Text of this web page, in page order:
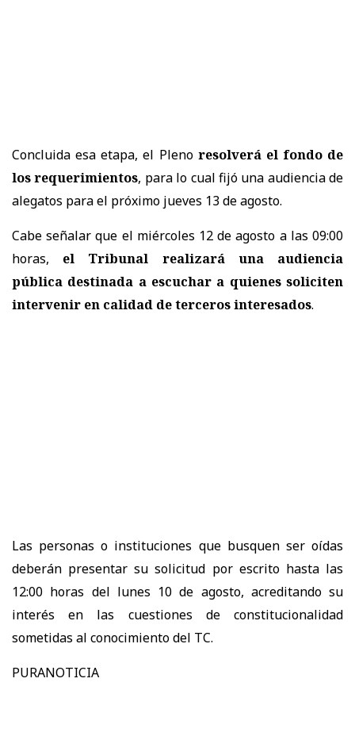
Concluida esa etapa, el Pleno resolverá el fondo de
los requerimientos, para lo cual fijó una audiencia de
alegatos para el próximo jueves 13 de agosto.
Cabe señalar que el miércoles 12 de agosto a las 09:00
horas, el Tribunal realizará una audiencia
pública destinada a escuchar a quienes soliciten
intervenir en calidad de terceros interesados.
Las personas o instituciones que busquen ser oídas
deberán presentar su solicitud por escrito hasta las
12:00 horas del lunes 10 de agosto, acreditando su
interés en las cuestiones de constitucionalidad
sometidas al conocimiento del TC.
PURANOTICIA